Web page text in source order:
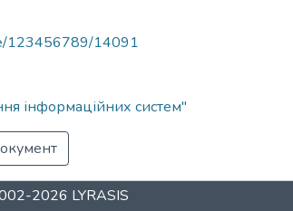
123456789/14091
інформаційних систем"
2026 LYRASIS